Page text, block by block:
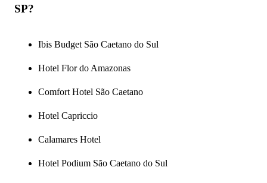
SP?
Ibis Budget São Caetano do Sul
Hotel Flor do Amazonas
Comfort Hotel São Caetano
Hotel Capriccio
Calamares Hotel
Hotel Podium São Caetano do Sul